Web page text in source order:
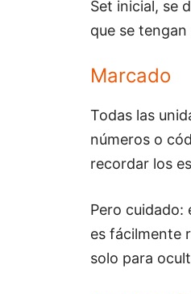
Set inicial, se
que se
Marcado
Todas las
números o
recordar los
Pero cuidado:
es fácilmente
solo para